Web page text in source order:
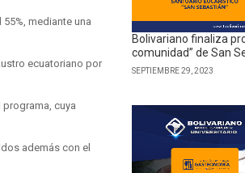
mediante una
ecuatoriano por
cuya
además con el
Bolivariano finaliza
comunidad” de San
SEPTIEMBRE 29, 2023